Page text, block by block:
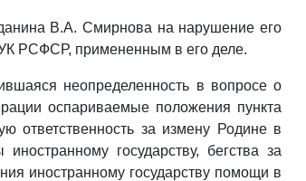
В.А. Смирнова на нарушение его
УК РСФСР, примененным в его деле.
неопределенность в вопросе о
оспариваемые положения пункта
ответственность за измену Родине в
государству, бегства за
иностранному государству помощи в